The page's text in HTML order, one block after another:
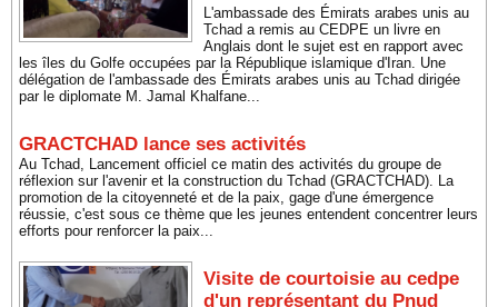
L'ambassade des Émirats arabes unis au
Tchad a remis au CEDPE un livre en
Anglais dont le sujet est en rapport avec
les îles du Golfe occupées par la République islamique d'Iran. Une
délégation de l'ambassade des Émirats arabes unis au Tchad dirigée
par le diplomate M. Jamal Khalfane...
GRACTCHAD lance ses activités
Au Tchad, Lancement officiel ce matin des activités du groupe de
réflexion sur l'avenir et la construction du Tchad (GRACTCHAD). La
promotion de la citoyenneté et de la paix, gage d'une émergence
réussie, c'est sous ce thème que les jeunes entendent concentrer leurs
efforts pour renforcer la paix...
Visite de courtoisie au cedpe
d'un représentant du Pnud